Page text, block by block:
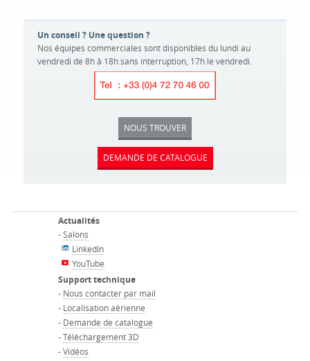
Un conseil ? Une question ?
Nos équipes commerciales sont disponibles du lundi au
vendredi de 8h à 18h sans interruption, 17h le vendredi.
NOUS TROUVER
DEMANDE DE CATALOGUE
Actualités
-Salons
LinkedIn
YouTube
Support technique
- Nous contacter par mail
- Localisation aérienne
- Demande de catalogue
-Téléchargement 3D
-Vidéos